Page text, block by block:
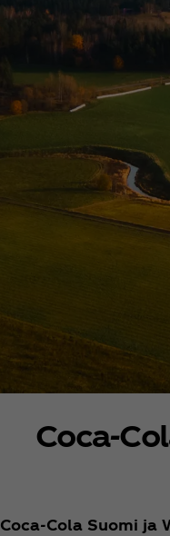
Coca‑Cola Suomi